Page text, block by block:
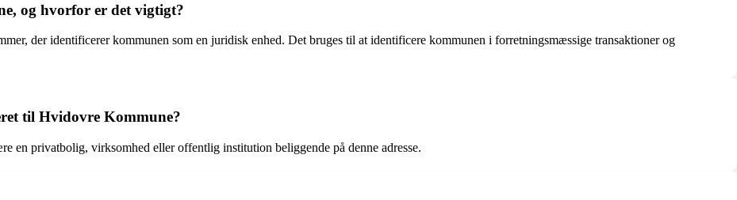
og hvorfor er det vigtigt?
der identificerer kommunen som en juridisk enhed. Det bruges til at identificere kommunen i forretningsmæssige transaktioner og
til Hvidovre Kommune?
en privatbolig, virksomhed eller offentlig institution beliggende på denne adresse.